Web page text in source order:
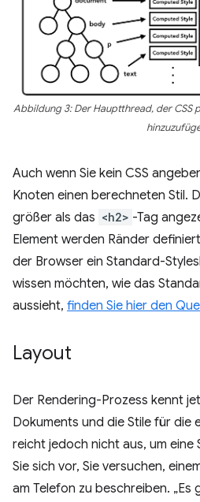
Abbildung 3: Der Hauptthread, der CSS
Auch wenn Sie kein CSS
Knoten einen berechneten Stil.
größer als das <h2> -Tag
Element werden Ränder
der Browser ein Standard-
wissen möchten, wie das
aussieht, finden Sie hier den
Layout
Der Rendering-Prozess kennt
Dokuments und die Stile für die
reicht jedoch nicht aus, um eine
Sie sich vor, Sie versuchen,
am Telefon zu beschreiben.